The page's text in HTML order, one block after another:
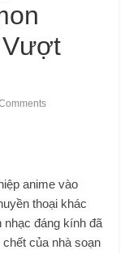
Vượt
anime vào
thoại khác
nhạc đáng kính đã
của nhà soạn